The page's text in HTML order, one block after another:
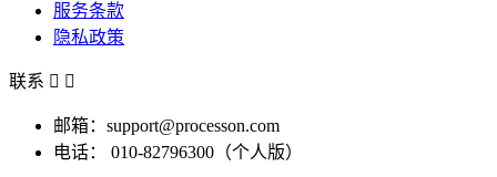
服务条款
隐私政策
联系  
邮箱：support@processon.com
电话：
010-82796300（个人版）